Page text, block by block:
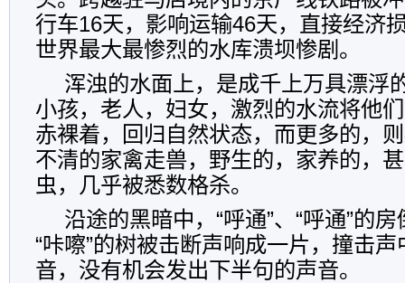
行车16天，影响运输46天，直接经济
世界最大最惨烈的水库溃坝惨剧。
浑浊的水面上，是成千上万具漂浮
小孩，老人，妇女，激烈的水流将他
赤裸着，回归自然状态，而更多的，
不清的家禽走兽，野生的，家养的，
虫，几乎被悉数格杀。
沿途的黑暗中，“呼通”、“呼通”的
“咔嚓”的树被击断声响成一片，撞击
音，没有机会发出下半句的声音。